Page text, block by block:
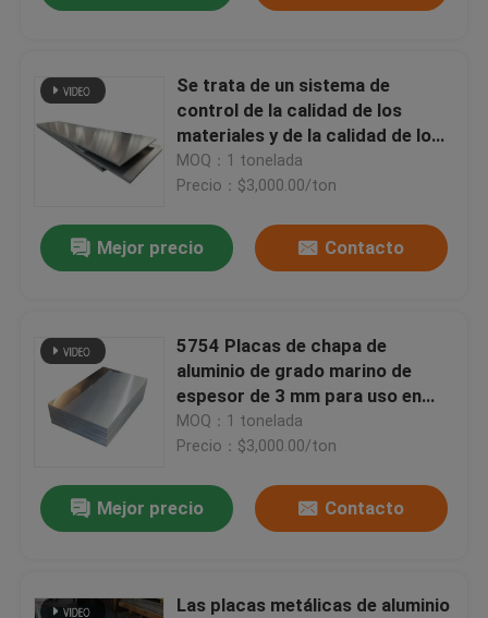
Se trata de un sistema de
control de la calidad de los
materiales y de la calidad de los
productos.
MOQ：1 tonelada
Precio：$3,000.00/ton
Mejor precio Contacto
5754 Placas de chapa de
aluminio de grado marino de
espesor de 3 mm para uso en
embarcaciones
MOQ：1 tonelada
Precio：$3,000.00/ton
Mejor precio Contacto
Las placas metálicas de aluminio